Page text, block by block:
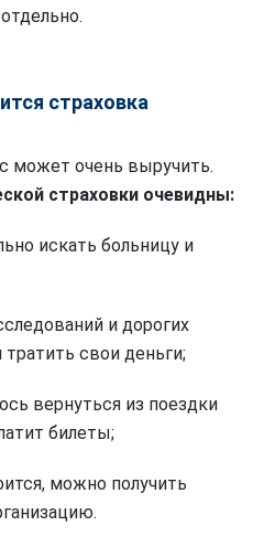
страховка
может очень выручить.
страховки очевидны:
искать больницу и
и дорогих
свои деньги;
вернуться из поездки
билеты;
можно получить